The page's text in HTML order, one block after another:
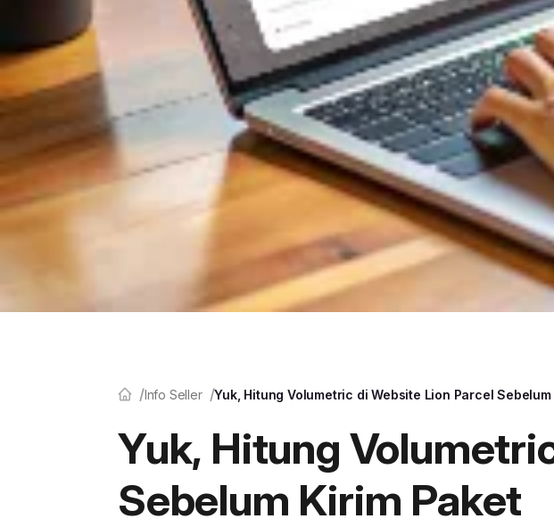
Info Seller Yuk, Hitung Volumetric di Website Lion Parcel
Yuk, Hitung
Sebelum Kirim Paket